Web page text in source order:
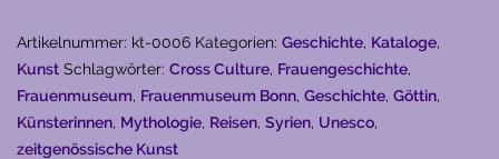
Göttin
des
Alten
Orient
(1996)
Artikelnummer: kt-0006 Kategorien: Geschichte, Kataloge,
Kunst Schlagwörter: Cross Culture, Frauengeschichte,
Frauenmuseum, Frauenmuseum Bonn, Geschichte, Göttin,
Künsterinnen, Mythologie, Reisen, Syrien, Unesco,
zeitgenössische Kunst